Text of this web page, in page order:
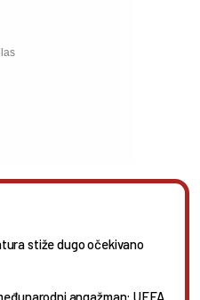
stiže dugo očekivano
angažman: UEFA